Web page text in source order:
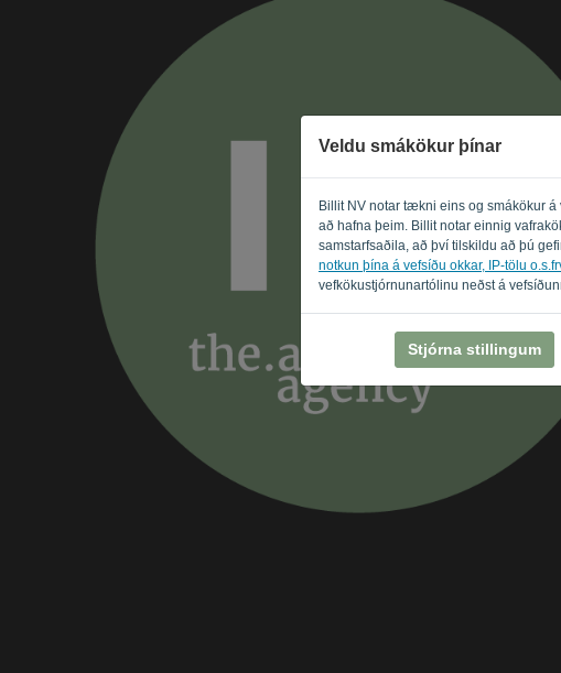
Veldu smákökur þínar
Billit NV notar tækni eins og smákökur
að hafna þeim. Billit notar einnig
samstarfsaðila, að því tilskildu að þú
notkun þína á vefsíðu okkar, IP-tölu
vefkökustjórnunartólinu neðst á
Stjórna stillingum